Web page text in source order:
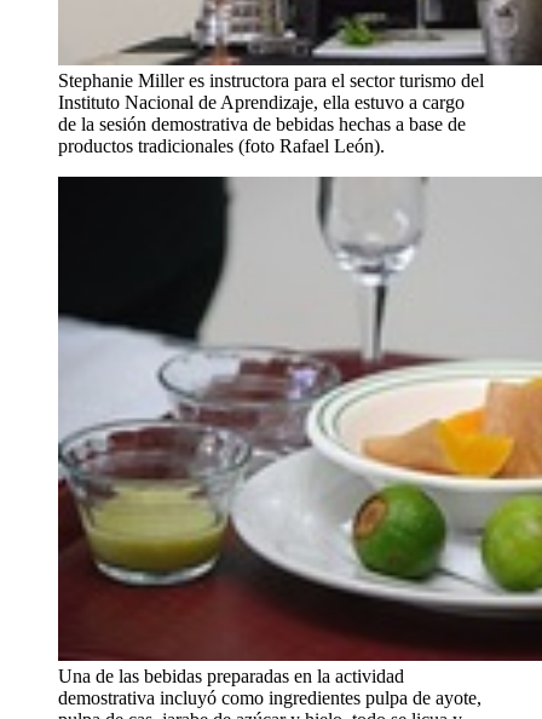
Stephanie Miller es instructora para el sector turismo del
Instituto Nacional de Aprendizaje, ella estuvo a cargo
de la sesión demostrativa de bebidas hechas a base de
productos tradicionales (foto Rafael León).
Una de las bebidas preparadas en la actividad
demostrativa incluyó como ingredientes pulpa de ayote,